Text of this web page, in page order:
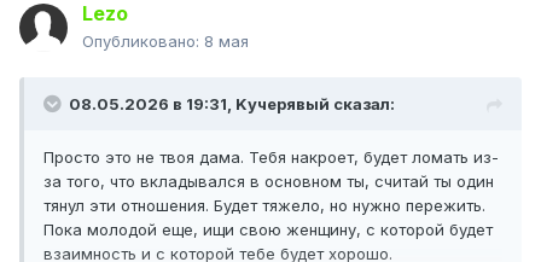
Lezo
Опубликовано: 8 мая
08.05.2026 в 19:31, Kучepявый сказал:
Просто это не твоя дама. Тебя накроет, будет ломать из-
за того, что вкладывался в основном ты, считай ты один
тянул эти отношения. Будет тяжело, но нужно пережить.
Пока молодой еще, ищи свою женщину, с которой будет
взаимность и с которой тебе будет хорошо.